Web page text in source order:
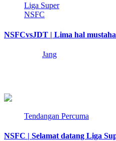
Liga Super
NSFC
NSFCvsJDT | Lima hal
Jang
Tendangan Percuma
NSFC | Selamat datang Liga